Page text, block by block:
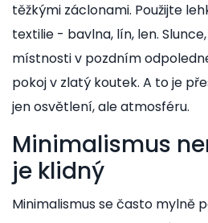
těžkými záclonami. Použijte
textilie - bavlna, lín, len.
místnosti v pozdním
pokoj v zlatý koutek. A to je
jen osvětlení, ale atmosféru.
Minimalismus
je klidný
Minimalismus se často mylně